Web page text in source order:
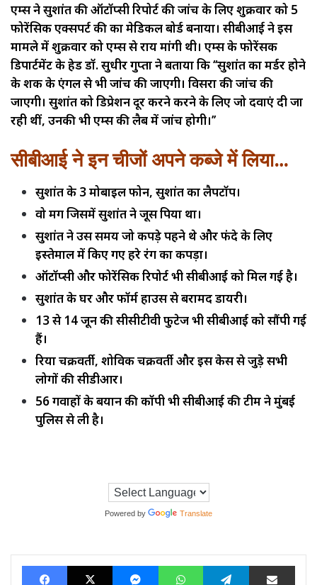
एम्स ने सुशांत की ऑटॉप्सी रिपोर्ट की जांच के लिए शुक्रवार को 5
फोरेंसिक एक्सपर्ट की का मेडिकल बोर्ड बनाया। सीबीआई ने इस
मामले में शुक्रवार को एम्स से राय मांगी थी। एम्स के फोरेंसिंक
डिपार्टमेंट के हेड डॉ. सुधीर गुप्ता ने बताया कि ‘‘सुशांत का मर्डर होने
के शक के एंगल से भी जांच की जाएगी। विसरा की जांच की
जाएगी। सुशांत को डिप्रेशन दूर करने करने के लिए जो दवाएं दी जा
रही थीं, उनकी भी एम्स की लैब में जांच होगी।’’
सीबीआई ने इन चीजों अपने कब्जे में लिया…
सुशांत के 3 मोबाइल फोन, सुशांत का लैपटॉप।
वो मग जिसमें सुशांत ने जूस पिया था।
सुशांत ने उस समय जो कपड़े पहने थे और फंदे के लिए
इस्तेमाल में किए गए हरे रंग का कपड़ा।
ऑटॉप्सी और फोरेंसिक रिपोर्ट भी सीबीआई को मिल गई है।
सुशांत के घर और फॉर्म हाउस से बरामद डायरी।
13 से 14 जून की सीसीटीवी फुटेज भी सीबीआई को सौंपी गई
हैं।
रिया चक्रवर्ती, शोविक चक्रवर्ती और इस केस से जुड़े सभी
लोगों की सीडीआर।
56 गवाहों के बयान की कॉपी भी सीबीआई की टीम ने मुंबई
पुलिस से ली है।
Powered by Translate
FacebookX MessengerWhatsAppTelegram Share via